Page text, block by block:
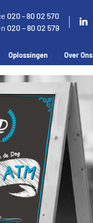
020 - 80 02 570
020 – 80 02 579
Oplossingen Over Ons